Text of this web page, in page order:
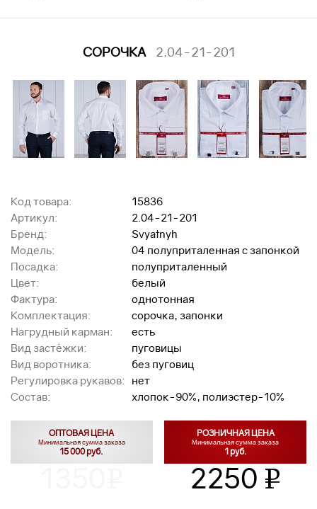
СОРОЧКА 2.04-21-201
Код товара:
15836
Артикул:
2.04-21-201
Бренд:
Svyatnyh
Модель:
04 полуприталенная с запонкой
Посадка:
полуприталенный
Цвет:
белый
Фактура:
однотонная
Комплектация:
сорочка, запонки
Нагрудный карман:
есть
Вид застёжки:
пуговицы
Вид воротника:
без пуговиц
Регулировка рукавов:
нет
Состав:
хлопок-90%, полиэстер-10%
ОПТОВАЯ ЦЕНА
Минимальная сумма заказа
15 000 руб.
РОЗНИЧНАЯ ЦЕНА
Минимальная сумма заказа
1 руб.
2250 v